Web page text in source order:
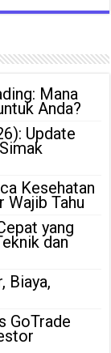
Mana
Anda?
Update
Kesehatan
Wajib Tahu
yang
dan
Biaya,
GoTrade